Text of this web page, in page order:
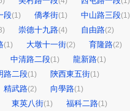
段(1) 僑孝街(1) 中山路三段(1)
崇德十九路(4) 自由路(2)
(1) 大墩十一街(2) 育隆路(2)
中清路二段(1) 龍新路(1)
路二段(1) 陝西東五街(1)
精武路(2) 向學路(1)
東英八街(1) 福科二路(1)